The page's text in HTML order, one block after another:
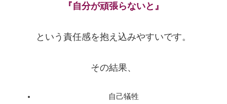
『自分が頑張らないと』
という責任感を抱え込みやすいです。
その結果、
自己犠牲